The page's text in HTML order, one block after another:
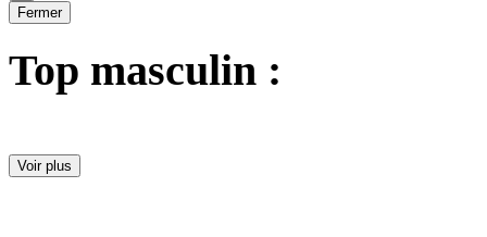
Fermer
Top masculin :
Voir plus